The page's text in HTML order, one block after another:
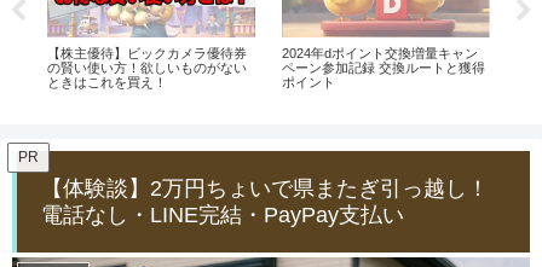
【株主優待】ビックカメラ優待券
の賢い使い方！欲しいものがない
ときはこれを買え！
2024年dポイント交換増量キャン
ペーン参加記録 交換ルートと獲得
ポイント
PR
【体験談】2万円ちょいで県またぎ引っ越し！
電話なし・LINE完結・PayPay支払い